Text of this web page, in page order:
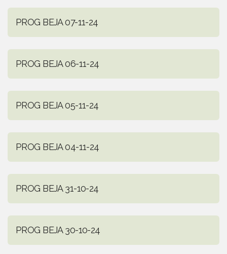
PROG BEJA 07-11-24
PROG BEJA 06-11-24
PROG BEJA 05-11-24
PROG BEJA 04-11-24
PROG BEJA 31-10-24
PROG BEJA 30-10-24